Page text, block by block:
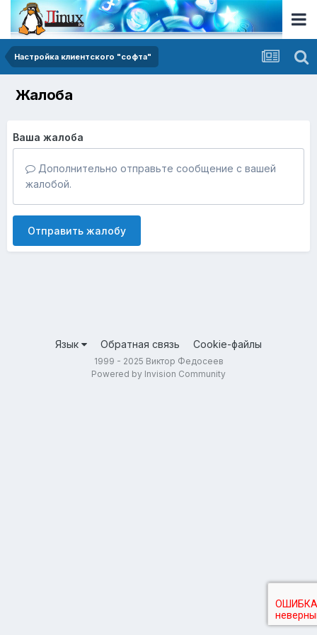
Настройка клиентского "софта"
Жалоба
Ваша жалоба
Дополнительно отправьте сообщение с вашей
жалобой.
Отправить жалобу
Язык Обратная связь Cookie-файлы
1999 - 2025 Виктор Федосеев
Powered by Invision Community